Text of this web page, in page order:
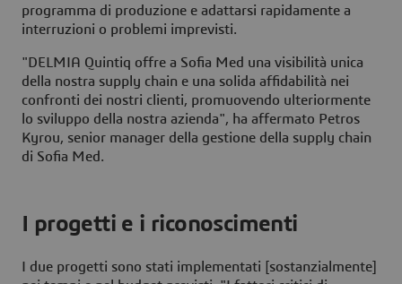
programma di produzione e adattarsi rapidamente a
interruzioni o problemi imprevisti.
"DELMIA Quintiq offre a Sofia Med una visibilità unica
della nostra supply chain e una solida affidabilità nei
confronti dei nostri clienti, promuovendo ulteriormente
lo sviluppo della nostra azienda", ha affermato Petros
Kyrou, senior manager della gestione della supply chain
di Sofia Med.
I progetti e i riconoscimenti
I due progetti sono stati implementati [sostanzialmente]